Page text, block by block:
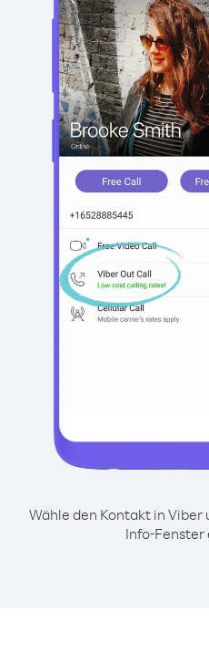
Wähle den Kontakt in Viber
Info-Fenster